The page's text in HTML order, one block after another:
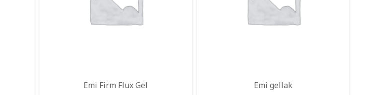
Emi Firm Flux Gel Emi gellak